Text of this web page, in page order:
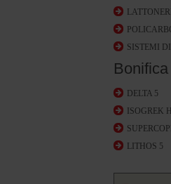
SISTEMI
DELTA 5
ISOGREK
LITHOS 5